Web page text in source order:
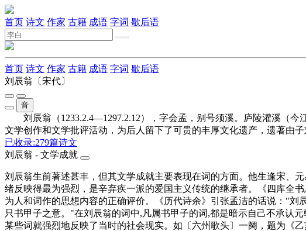
首页 诗文 作家 古籍 成语 字词 歇后语
首页 诗文 作家 古籍 成语 字词 歇后语
刘辰翁 〔宋代〕
音
刘辰翁（1233.2.4—1297.2.12），字会孟，别号须溪。庐陵灌溪（
文学创作和文学批评活动，为后人留下了可贵的丰厚文化遗产，遗著由
已收录:279篇诗文
刘辰翁 - 文学成就
刘辰翁生前著述甚丰，但其文学成就主要表现在词的方面。他生逢宋、
绪反映得最为强烈，是辛弃疾一派的爱国主义传统的继承者。《四库全
为人和词作的思想内容的正确评价。《历代诗余》引张孟洁的话说："刘
只书甲子之意。"在刘辰翁的词中,凡属书甲子的词,都是暗示自己不承认
某些词就强烈地反映了当时的社会现实。如〔六州歌头〕一阕，题为《